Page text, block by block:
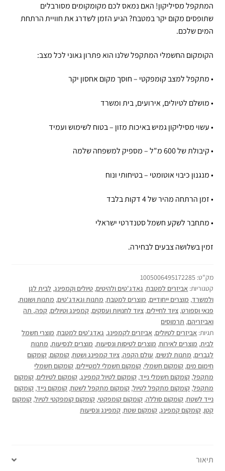
המתקפל מסיליקון! האם נמאס לכם מקומקומים מסורבלים
שתופסים מקום יקר במטבח? הגיע הזמן לשדרג את חוויית הרתחת
המים שלכם.
הקומקום החשמלי המתקפל שלנו הוא פתרון גאוני לכל מצב:
• מתקפל למצב קומפקטי – חוסך מקום אחסון יקר
• מושלם לטיולים, אירועים, בית ומשרד
• עשוי מסיליקון גמיש באיכות מזון – בטוח לשימוש ועמיד
• קיבולת של 600 מ"ל – מספיק למשפחה שלמה
• מנגנון כיבוי אוטומטי – בטיחותי ונוח
• זמן הרתחה מהיר של 4 דקות בלבד
• מתחבר לשקע חשמל סטנדרטי ישראלי
זמין בשלושה צבעים לבחירה.
מק"ט: 1005006495172285
קטגוריות: אביזרים למטבח, גאדג'טים ולהיטים, טיולים וקמפינג, לבית לגן
ולמשרד, מוצרים ייחודיים, מוצרים למטבח, מתנות וגאדג'טים, מתנות ושונות,
פנאי וספורט, ציוד לחיילים, ציוד לחנויות ועסקים, קמפינג וטיולים, קפה, תה
ואביזריהם, תרמוסים
תגיות: אביזרים לטיולים, אביזרים לקמפינג, גאדג'טים למטבח, מוצרי חשמל
לבית, מוצרים לאירוח, מוצרים לטיסות ונסיעות, מוצרים לנסיעות, מתנות
לגברים, מתנות לנשים, עולם הקפה, ציוד קמפינג ושטח, קומקום, קומקום
חימום מים, קומקום חשמלי, קומקום חשמלי למטיילים, קומקום חשמלי
מתקפל, קומקום חשמלי נייד, קומקום לטיול קמפינג, קומקום לטיולים, קומקום
מתקפל, קומקום מתקפל לטיול, קומקום מתקפל לשטח, קומקום נייד, קומקום
נייד לשטח, קומקום סוללה, קומקום קומפקטי, קומקום קומפקטי לטיול, קומקום
קטן, קומקום קמפינג, קומקום שטח, קמפינג ונסיעות
תיאור